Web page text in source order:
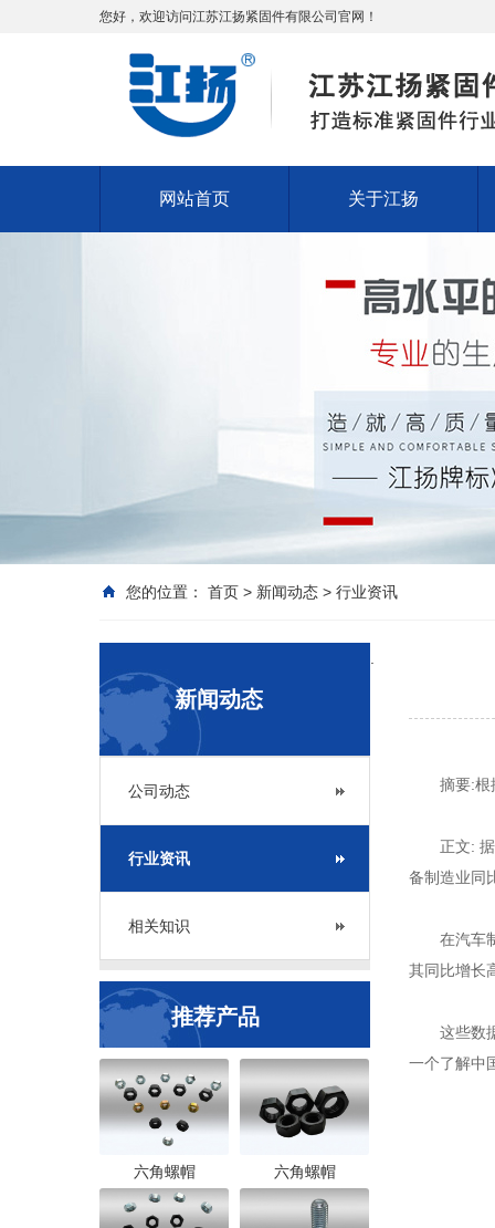
您好，欢迎访问江苏江扬紧固件有限公司官网！
网站首页 关于江扬
您的位置： 首页 > 新闻动态 > 行业资讯
新闻动态
公司动态
行业资讯
相关知识
推荐产品
六角螺帽 六角螺帽
摘要:根据
正文: 据中
备制造业同
在汽车制
其同比增长
这些数据
一个了解中